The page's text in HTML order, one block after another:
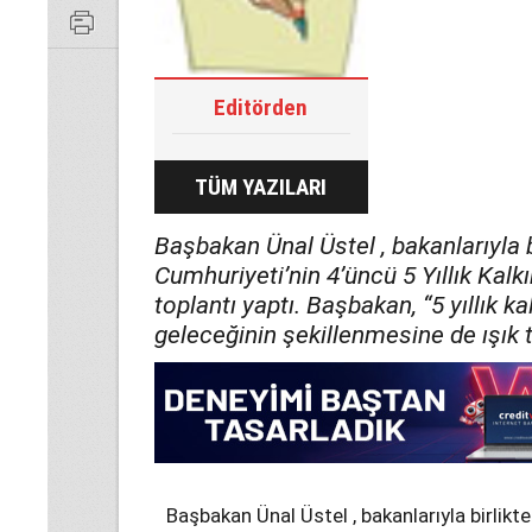
Editörden
TÜM YAZILARI
Başbakan Ünal Üstel , bakanlarıyla
Cumhuriyeti’nin 4’üncü 5 Yıllık
toplantı yaptı. Başbakan, “5 yıllık
geleceğinin şekillenmesine de ışık
Başbakan Ünal Üstel , bakanlarıyla